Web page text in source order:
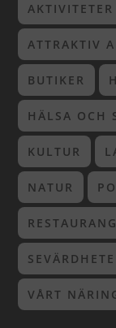
AKTIVITETER
ATTRAKTIV
BUTIKER
HÄLSA OCH
KULTUR
NATUR
VÅRT